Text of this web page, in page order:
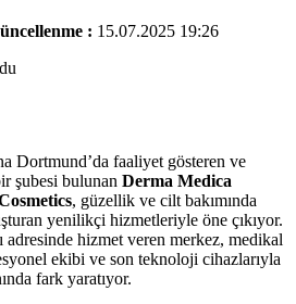
: 15.07.2025 19:26
Dortmund’da faaliyet gösteren ve
şubesi bulunan Derma Medica
, güzellik ve cilt bakımında
yenilikçi hizmetleriyle öne çıkıyor.
adresinde hizmet veren merkez, medikal
ekibi ve son teknoloji cihazlarıyla
fark yaratıyor.